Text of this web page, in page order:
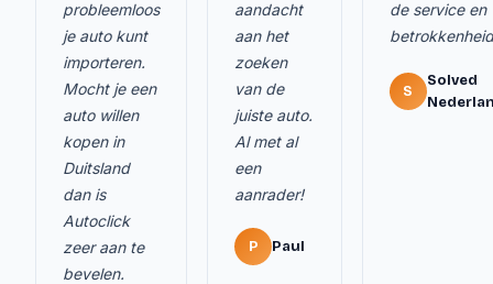
probleemloos
je auto kunt
importeren.
Mocht je een
auto willen
kopen in
Duitsland
dan is
Autoclick
zeer aan te
bevelen.
aandacht
aan het
zoeken
van de
juiste auto.
Al met al
een
aanrader!
P Paul
de service en
S
Solved